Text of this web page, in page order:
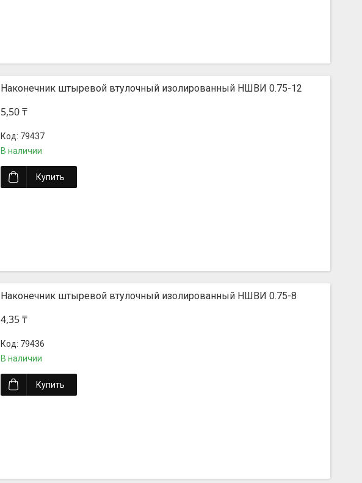
Наконечник штыревой втулочный изолированный НШВИ 0.75-12
5,50 ₸
79437
В наличии
Купить
Наконечник штыревой втулочный изолированный НШВИ 0.75-8
4,35 ₸
79436
В наличии
Купить